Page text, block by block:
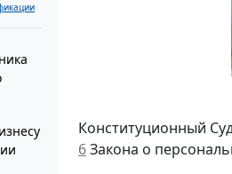
Конституционный
6Закона о